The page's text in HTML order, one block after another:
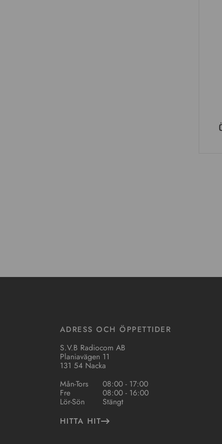
ADRESS OCH ÖPPETTIDER
S.V.B Radiocom AB
Planiavägen 11
131 54 Nacka
Mån-Tors
08:00 - 17:00
Fre 08:00 - 16:00
Lör-Sön
Stängt
HITTA HIT